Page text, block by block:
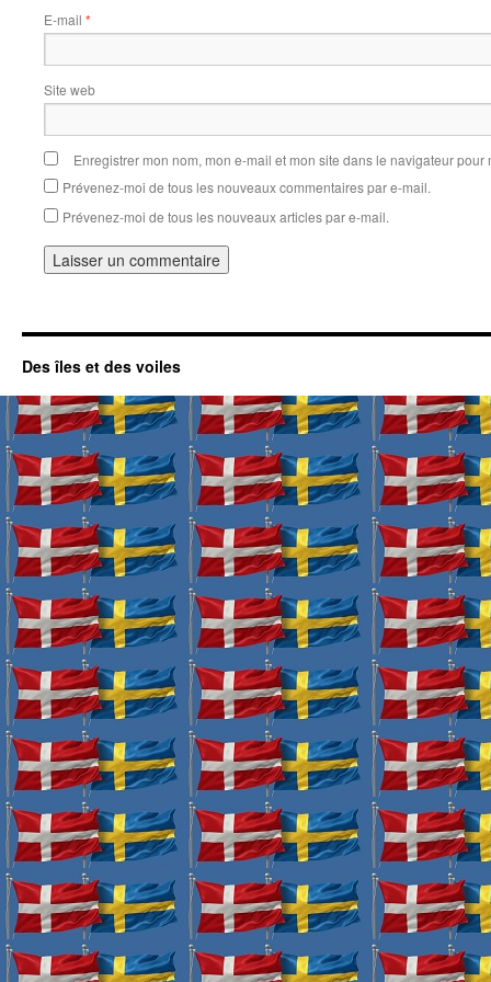
E-mail *
Site web
Enregistrer mon nom, mon e-mail et mon site dans le navigateur
Prévenez-moi de tous les nouveaux commentaires par e-mail.
Prévenez-moi de tous les nouveaux articles par e-mail.
Des îles et des voiles